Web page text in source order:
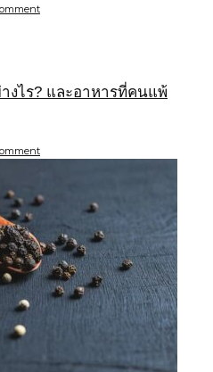
งไร? และอาหารที่คนแพ้